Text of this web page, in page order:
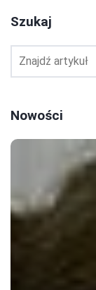
Szukaj
Nowości